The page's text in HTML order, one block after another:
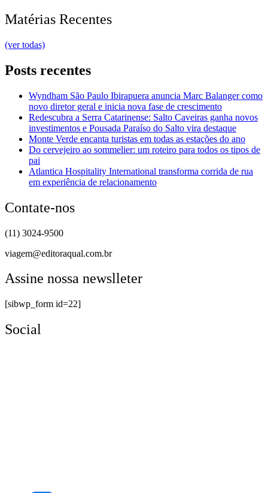
Matérias Recentes
(ver todas)
Posts recentes
Wyndham São Paulo Ibirapuera anuncia Marc Balanger como
novo diretor geral e inicia nova fase de crescimento
Redescubra a Serra Catarinense: Salto Caveiras ganha novos
investimentos e Pousada Paraíso do Salto vira destaque
Monte Verde encanta turistas em todas as estações do ano
Do cervejeiro ao sommelier: um roteiro para todos os tipos de
pai
Atlantica Hospitality International transforma corrida de rua
em experiência de relacionamento
Contate-nos
(11) 3024-9500
viagem@editoraqual.com.br
Assine nossa newslleter
[sibwp_form id=22]
Social